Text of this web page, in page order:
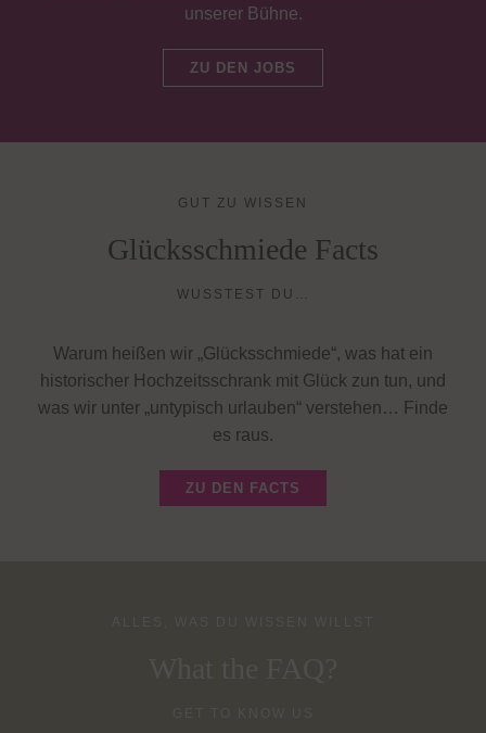
unserer Bühne.
ZU DEN JOBS
GUT ZU WISSEN
Glücksschmiede Facts
WUSSTEST DU…
Warum heißen wir „Glücksschmiede“, was hat ein
historischer Hochzeitsschrank mit Glück zun tun, und
was wir unter „untypisch urlauben“ verstehen… Finde
es raus.
ZU DEN FACTS